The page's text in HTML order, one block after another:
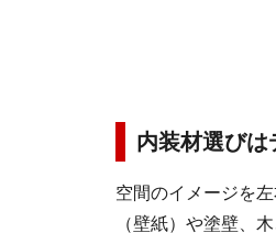
内装材選びは
空間のイメージを
（壁紙）や塗壁、